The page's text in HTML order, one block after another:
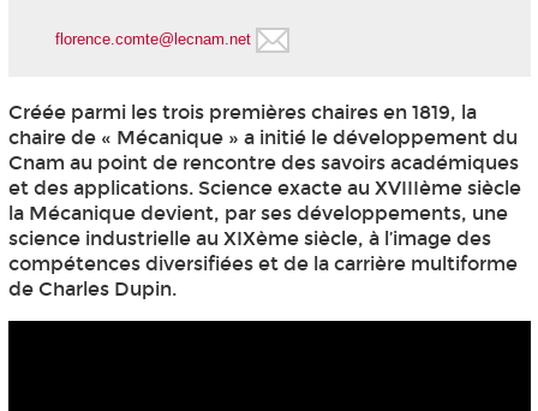
florence.comte@lecnam.net
Créée parmi les trois premières chaires en 1819, la
chaire de « Mécanique » a initié le développement du
Cnam au point de rencontre des savoirs académiques
et des applications. Science exacte au XVIIIème siècle
la Mécanique devient, par ses développements, une
science industrielle au XIXème siècle, à l’image des
compétences diversifiées et de la carrière multiforme
de Charles Dupin.